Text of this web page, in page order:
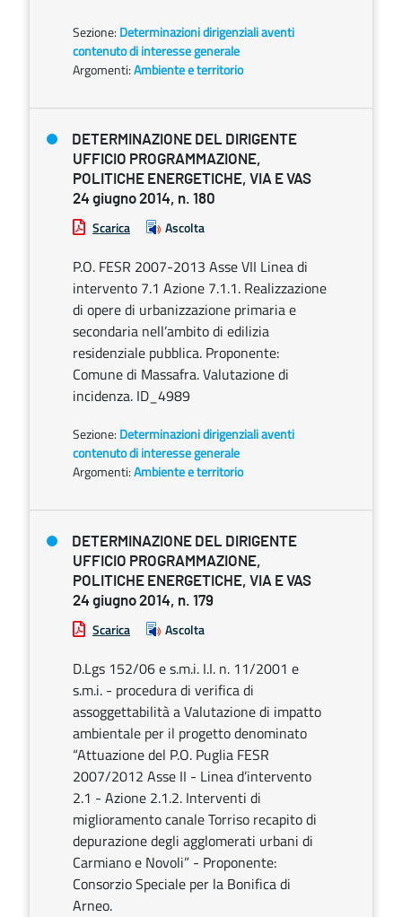
Sezione: Determinazioni dirigenziali aventi
contenuto di interesse generale
Argomenti:Ambiente e territorio
DETERMINAZIONE DEL DIRIGENTE
UFFICIO PROGRAMMAZIONE,
POLITICHE ENERGETICHE, VIA E VAS
24 giugno 2014, n. 180
Scarica Ascolta
P.O. FESR 2007-2013 Asse VII Linea di
intervento 7.1 Azione 7.1.1. Realizzazione
di opere di urbanizzazione primaria e
secondaria nell’ambito di edilizia
residenziale pubblica. Proponente:
Comune di Massafra. Valutazione di
incidenza. ID_4989
Sezione: Determinazioni dirigenziali aventi
contenuto di interesse generale
Argomenti:Ambiente e territorio
DETERMINAZIONE DEL DIRIGENTE
UFFICIO PROGRAMMAZIONE,
POLITICHE ENERGETICHE, VIA E VAS
24 giugno 2014, n. 179
Scarica Ascolta
D.Lgs 152/06 e s.m.i. I.I. n. 11/2001 e
s.m.i. - procedura di verifica di
assoggettabilità a Valutazione di impatto
ambientale per il progetto denominato
“Attuazione del P.O. Puglia FESR
2007/2012 Asse II - Linea d’intervento
2.1 - Azione 2.1.2. Interventi di
miglioramento canale Torriso recapito di
depurazione degli agglomerati urbani di
Carmiano e Novoli” - Proponente:
Consorzio Speciale per la Bonifica di
Arneo.